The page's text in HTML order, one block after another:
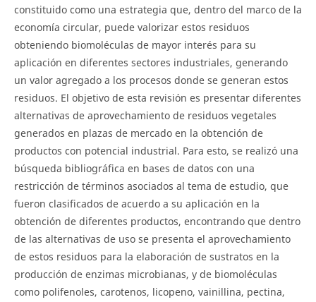
constituido como una estrategia que, dentro del marco de la
economía circular, puede valorizar estos residuos
obteniendo biomoléculas de mayor interés para su
aplicación en diferentes sectores industriales, generando
un valor agregado a los procesos donde se generan estos
residuos. El objetivo de esta revisión es presentar diferentes
alternativas de aprovechamiento de residuos vegetales
generados en plazas de mercado en la obtención de
productos con potencial industrial. Para esto, se realizó una
búsqueda bibliográfica en bases de datos con una
restricción de términos asociados al tema de estudio, que
fueron clasificados de acuerdo a su aplicación en la
obtención de diferentes productos, encontrando que dentro
de las alternativas de uso se presenta el aprovechamiento
de estos residuos para la elaboración de sustratos en la
producción de enzimas microbianas, y de biomoléculas
como polifenoles, carotenos, licopeno, vainillina, pectina,